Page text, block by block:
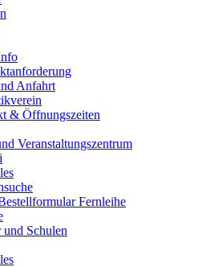
Anfahrt
& Öffnungszeiten
Veranstaltungszentrum
Fernleihe
Schulen